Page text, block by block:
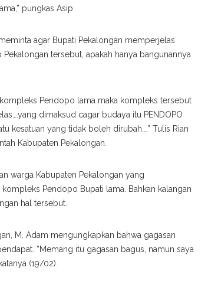
pungkas Asip.
agar Bupati Pekalongan memperjelas
tersebut, apakah hanya bangunannya
Pendopo lama maka kompleks tersebut
dimaksud cagar budaya itu PENDOPO
kesatuan yang tidak boleh dirubah….” Tulis Rian
Kabupaten Pekalongan.
warga Kabupaten Pekalongan yang
Pendopo Bupati lama. Bahkan kalangan
hal tersebut.
M. Adam mengungkapkan bahwa gagasan
“Memang itu gagasan bagus, namun saya
(19/02).